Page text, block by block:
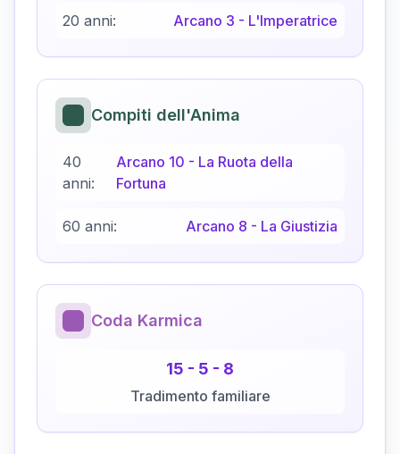
20 anni: Arcano 3 - L'Imperatrice
Compiti dell'Anima
40
anni:
Arcano 10 - La Ruota della
Fortuna
60 anni: Arcano 8 - La Giustizia
Coda Karmica
15 - 5 - 8
Tradimento familiare